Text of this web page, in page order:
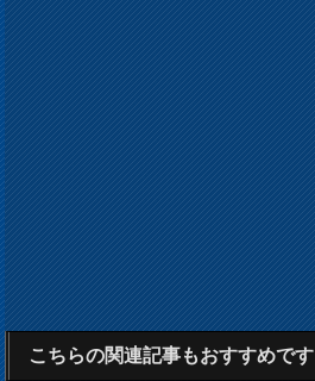
こちらの関連記事もおすすめです